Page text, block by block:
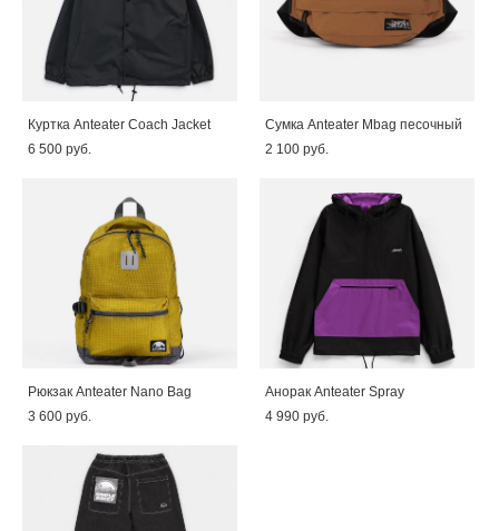
Куртка Anteater Coach Jacket
6 500 pуб.
Сумка Anteater Mbag песочный
2 100 pуб.
Рюкзак Anteater Nano Bag
3 600 pуб.
Анорак Anteater Spray
4 990 pуб.